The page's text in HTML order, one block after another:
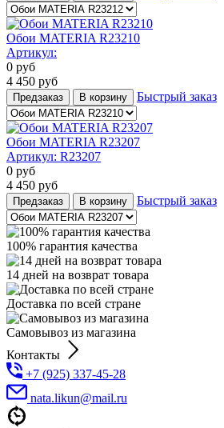
Обои MATERIA R23210
Артикул:
0 руб
4 450 руб
Предзаказ В корзину Быстрый заказ
Обои MATERIA R23207
Артикул: R23207
0 руб
4 450 руб
Предзаказ В корзину Быстрый заказ
100% гарантия качества
14 дней на возврат товара
Доставка по всей стране
Самовывоз из магазина
Контакты
+7 (925) 337-45-28
nata.likun@mail.ru